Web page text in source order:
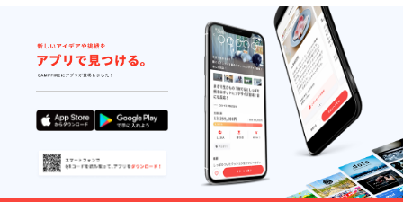
出しにしようと思っていま
す．ちなみに支援いただい
た方から「金髪ツインテー
ルのキャラが欲しい」との
みに！！！！！！他にもご
要望やご意見などあれば，